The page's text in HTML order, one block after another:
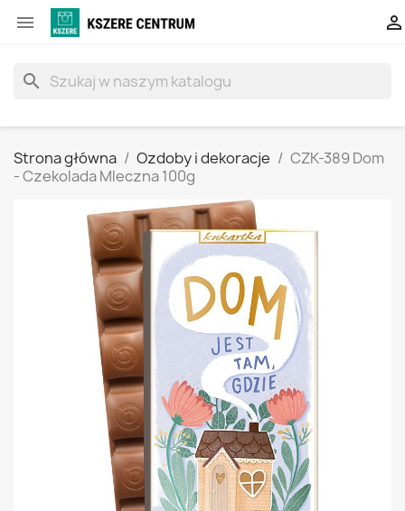
 
search
Strona główna Ozdoby i dekoracje
CZK-389 Dom
- Czekolada Mleczna 100g